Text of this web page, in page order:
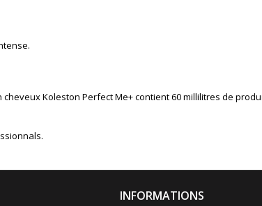
.
Koleston Perfect Me+ contient 60 millilitres de
INFORMATIONS